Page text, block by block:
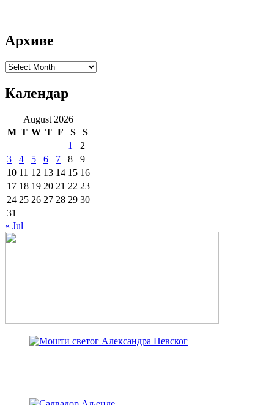
Архиве
Архиве
Календар
August 2026
M T W T F S
S
1
2
3
4 5 6 7 8
9
10 11 12 13 14 15 16
17 18 19 20 21 22 23
24 25 26 27 28 29 30
31
« Jul